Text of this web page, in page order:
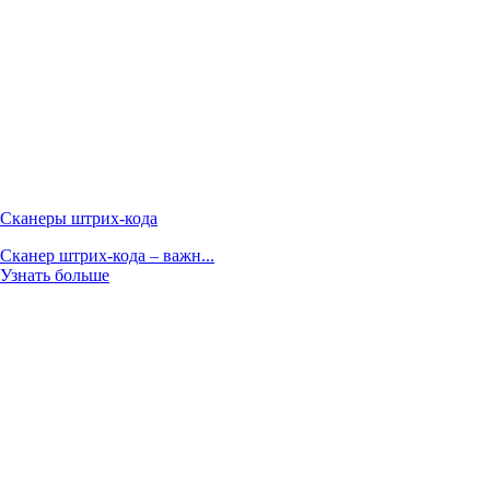
Сканеры штрих-кода
Сканер штрих-кода – важн...
Узнать больше